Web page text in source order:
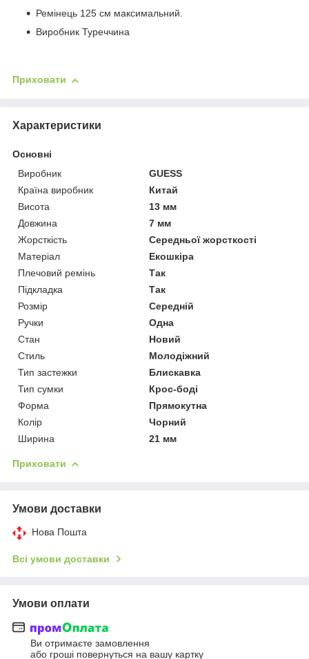
Ремінець 125 см максимальний.
Виробник Туреччина
Приховати
Характеристики
Основні
Виробник
GUESS
Країна виробник
Китай
Висота
13 мм
Довжина
7 мм
Жорсткість
Середньої жорсткості
Матеріал
Екошкіра
Плечовий ремінь
Так
Підкладка
Так
Розмір
Середній
Ручки
Одна
Стан
Новий
Стиль
Молодіжний
Тип застежки
Блискавка
Тип сумки
Крос-боді
Форма
Прямокутна
Колір
Чорний
Ширина
21 мм
Приховати
Умови доставки
Нова Пошта
Всі умови доставки
Умови оплати
Ви отримаєте замовлення
або гроші повернуться на вашу картку